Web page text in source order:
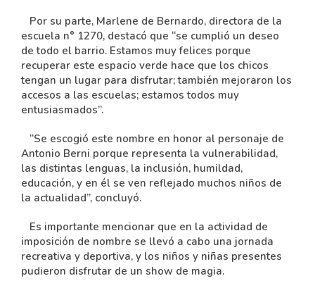
Por su parte, Marlene de Bernardo, directora de la
escuela n° 1270, destacó que “se cumplió un deseo
de todo el barrio. Estamos muy felices porque
recuperar este espacio verde hace que los chicos
tengan un lugar para disfrutar; también mejoraron los
accesos a las escuelas; estamos todos muy
entusiasmados”.
“Se escogió este nombre en honor al personaje de
Antonio Berni porque representa la vulnerabilidad,
las distintas lenguas, la inclusión, humildad,
educación, y en él se ven reflejado muchos niños de
la actualidad”, concluyó.
Es importante mencionar que en la actividad de
imposición de nombre se llevó a cabo una jornada
recreativa y deportiva, y los niños y niñas presentes
pudieron disfrutar de un show de magia.